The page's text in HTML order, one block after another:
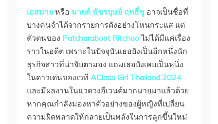
เอสมาย หรือ มายด์ พัชรบุษย์ ฤทธิ์ชู อาจเป็นชื่อที่
บางคนจำได้จากรายการดังอย่างโหนกระแส แต่
ตัวตนของ Patcharaboot Ritchoo ไม่ได้มีแค่เรื่อง
ราวในอดีต เพราะในปัจจุบันเธอยังเป็นอีกหนึ่งนัก
ธุรกิจสาวที่น่าจับตามอง แถมเธอยังเคยเป็นหนึ่ง
ในดาวเด่นของเวที AClass Girl Thailand 2024
และมีผลงานในแวดวงอีเวนต์มากมายมาแล้วด้วย
หากคุณกำลังมองหาตัวอย่างของผู้หญิงที่เปลี่ยน
ความผิดพลาดให้กลายเป็นพลังในการลุกขึ้นใหม่